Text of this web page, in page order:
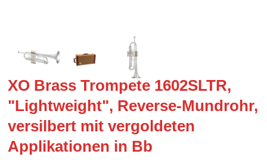
XO Brass Trompete 1602SLTR,
"Lightweight", Reverse-Mundrohr,
versilbert mit vergoldeten
Applikationen in Bb